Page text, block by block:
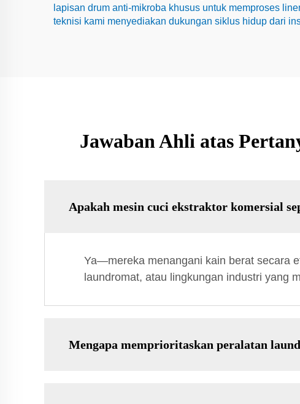
lapisan drum anti-mikroba khusus untuk memproses
teknisi kami menyediakan dukungan siklus hidup dari
Jawaban Ahli atas
Apakah mesin cuci ekstraktor komersial
Ya—mereka menangani kain berat secara
laundromat, atau lingkungan industri yang
Mengapa memprioritaskan peralatan